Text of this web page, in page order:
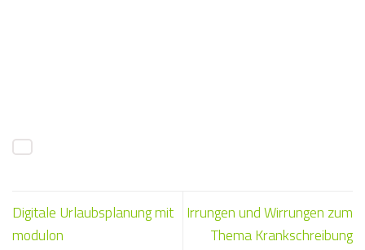
Digitale Urlaubsplanung mit
modulon
Irrungen und Wirrungen zum
Thema Krankschreibung